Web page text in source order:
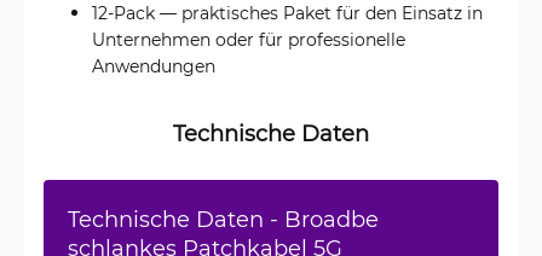
12-Pack — praktisches Paket für den Einsatz in
Unternehmen oder für professionelle
Anwendungen
Technische Daten
Technische Daten - Broadbe
schlankes Patchkabel 5G